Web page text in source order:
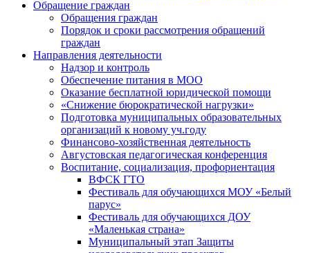
Обращение граждан
Обращения граждан
Порядок и сроки рассмотрения обращений
граждан
Направления деятельности
Надзор и контроль
Обеспечение питания в МОО
Оказание бесплатной юридической помощи
«Снижение бюрократической нагрузки»
Подготовка муниципальных образовательных
организаций к новому уч.году
Финансово-хозяйственная деятельность
Августовская педагогическая конференция
Воспитание, социализация, профориентация
ВФСК ГТО
Фестиваль для обучающихся МОУ «Белый
парус»
Фестиваль для обучающихся ДОУ
«Маленькая страна»
Муниципальный этап Защиты